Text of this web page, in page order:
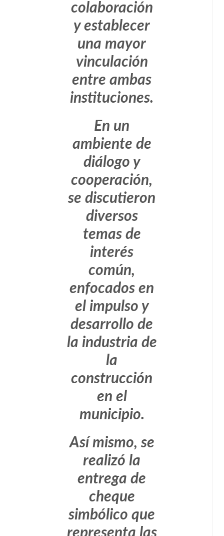
colaboración
y establecer
una mayor
vinculación
entre ambas
instituciones.
En un
ambiente de
diálogo y
cooperación,
se discutieron
diversos
temas de
interés
común,
enfocados en
el impulso y
desarrollo de
la industria de
la
construcción
en el
municipio.
Así mismo, se
realizó la
entrega de
cheque
simbólico que
representa las